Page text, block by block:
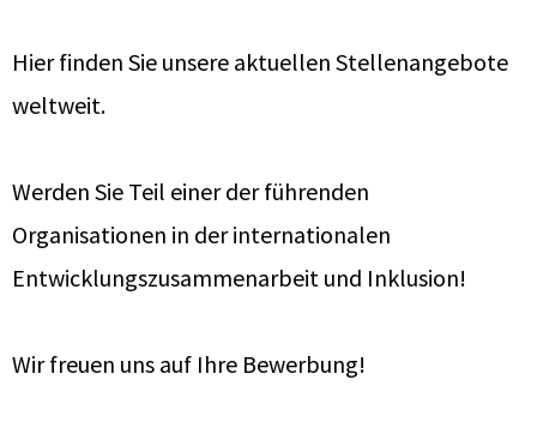
Hier finden Sie unsere aktuellen Stellenangebote
weltweit.
Werden Sie Teil einer der führenden
Organisationen in der internationalen
Entwicklungszusammenarbeit und Inklusion!
Wir freuen uns auf Ihre Bewerbung!